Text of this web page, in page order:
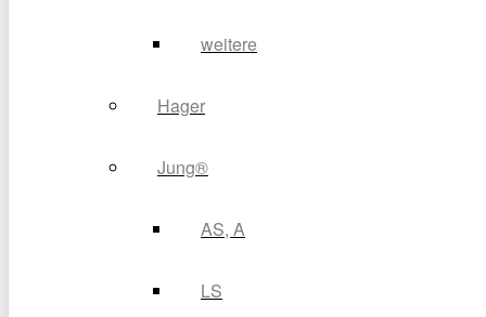
weitere
Hager
Jung®
AS, A
LS